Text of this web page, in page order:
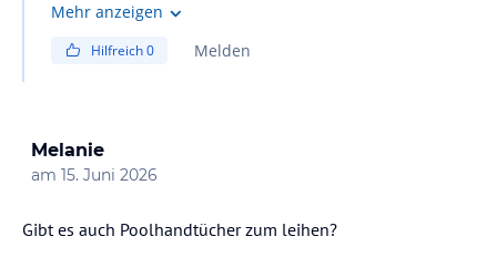
Mehr anzeigen
Hilfreich0 Melden
Melanie
am 15. Juni 2026
Gibt es auch Poolhandtücher zum leihen?